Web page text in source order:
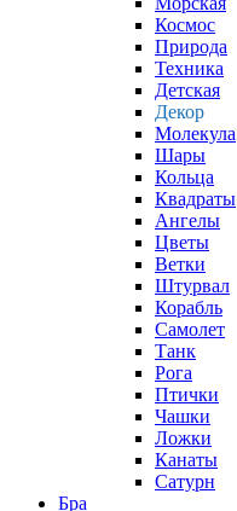
Космос
Природа
Техника
Детская
Декор
Молекула
Шары
Кольца
Квадраты
Ангелы
Цветы
Ветки
Штурвал
Корабль
Самолет
Танк
Рога
Птички
Чашки
Ложки
Канаты
Сатурн
Бра